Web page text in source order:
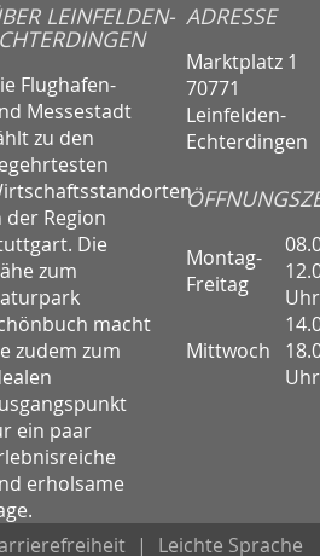
LEINFELDEN-
Flughafen-
Messestadt
zu den
der Region
Die
zum
macht
zudem zum
ein paar
erholsame
ADRESSE
Marktplatz 1
70771
Leinfelden-
Echterdingen
Montag-
Freitag
Uhr
Mittwoch
Uhr
| Leichte Sprache